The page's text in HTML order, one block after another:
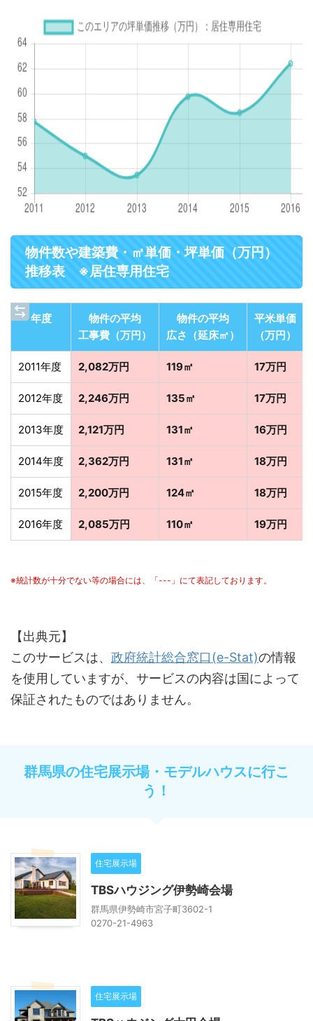
物件数や建築費・㎡単価・坪単価（万円）
推移表 ※居住専用住宅
年度
物件の平均
工事費（万円）
物件の平均
広さ（延床㎡）
平米単価
（万円）
2011年度 2,082万円 119㎡ 17万円
2012年度 2,246万円 135㎡ 17万円
2013年度 2,121万円 131㎡ 16万円
2014年度 2,362万円 131㎡ 18万円
2015年度 2,200万円 124㎡ 18万円
2016年度 2,085万円 110㎡ 19万円
※統計数が十分でない等の場合には、「---」にて表記しております。
【出典元】
このサービスは、 政府統計総合窓口(e-Stat)の情報
を使用していますが、サービスの内容は国によって
保証されたものではありません。
群馬県の住宅展示場・モデルハウスに行こ
う！
住宅展示場
TBSハウジング伊勢崎会場
群馬県伊勢崎市宮子町3602-1
0270-21-4963
住宅展示場